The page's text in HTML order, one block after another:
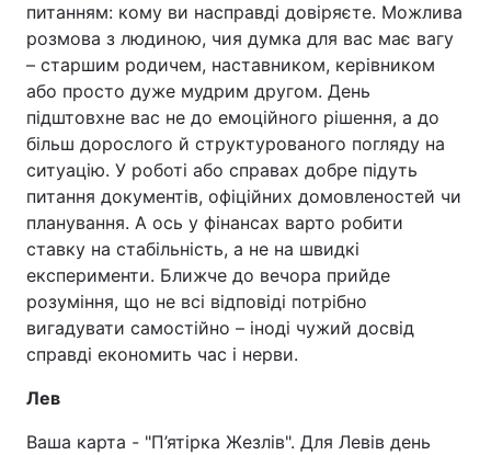
питанням: кому ви насправді довіряєте. Можлива
розмова з людиною, чия думка для вас має вагу
– старшим родичем, наставником, керівником
або просто дуже мудрим другом. День
підштовхне вас не до емоційного рішення, а до
більш дорослого й структурованого погляду на
ситуацію. У роботі або справах добре підуть
питання документів, офіційних домовленостей чи
планування. А ось у фінансах варто робити
ставку на стабільність, а не на швидкі
експерименти. Ближче до вечора прийде
розуміння, що не всі відповіді потрібно
вигадувати самостійно – іноді чужий досвід
справді економить час і нерви.
Лев
Ваша карта - "П’ятірка Жезлів". Для Левів день